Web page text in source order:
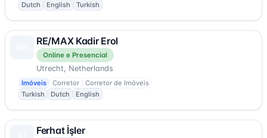
Dutch
English Turkish
RE/MAX Kadir Erol
Online e Presencial
Utrecht, Netherlands
Imóveis Corretor
Corretor de Imóveis
Turkish
Dutch English
Ferhat İşler